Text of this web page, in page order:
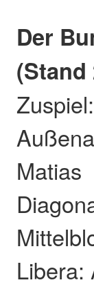
Der
(Stand
Matias
Libera: